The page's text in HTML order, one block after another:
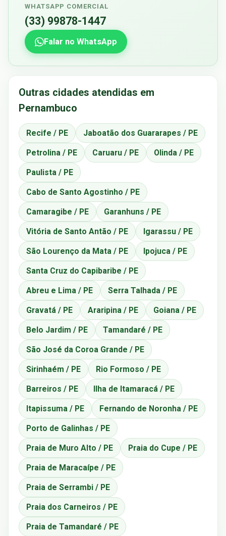
WHATSAPP COMERCIAL
(33) 99878-1447
Falar no WhatsApp
Outras cidades atendidas em
Pernambuco
Recife / PE Jaboatão dos Guararapes / PE
Petrolina / PE Caruaru / PE Olinda / PE
Paulista / PE
Cabo de Santo Agostinho / PE
Camaragibe / PE Garanhuns / PE
Vitória de Santo Antão / PE Igarassu / PE
São Lourenço da Mata / PE Ipojuca / PE
Santa Cruz do Capibaribe / PE
Abreu e Lima / PE Serra Talhada / PE
Gravatá / PE Araripina / PE Goiana / PE
Belo Jardim / PE Tamandaré / PE
São José da Coroa Grande / PE
Sirinhaém / PE Rio Formoso / PE
Barreiros / PE Ilha de Itamaracá / PE
Itapissuma / PE Fernando de Noronha / PE
Porto de Galinhas / PE
Praia de Muro Alto / PE Praia do Cupe / PE
Praia de Maracaípe / PE
Praia de Serrambi / PE
Praia dos Carneiros / PE
Praia de Tamandaré / PE